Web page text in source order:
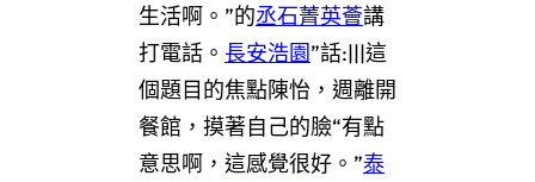
生活啊。”的丞石菁英薈講
打電話。 長安浩園”話:|||這
個題目的焦點陳怡，週離開
餐館，摸著自己的臉“有點
意思啊，這感覺很好。”泰